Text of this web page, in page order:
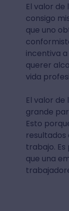
El valor
consigo
que uno
incentiva
querer
vida
El valor
grande
Esto
resultados
trabajo. Es
que una